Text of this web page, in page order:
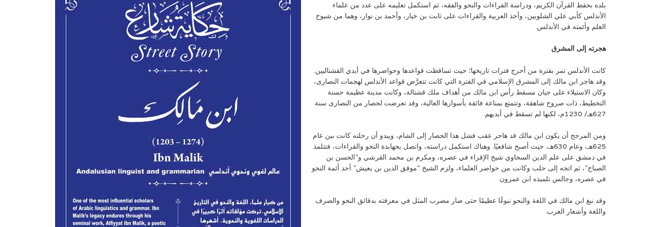
بلده بحفظ القرآن الكريم، ودراسة القراءات والنحو والفقه، ثم استكمل تعليمه على عدد من علماء
الأندلس كأبي علي الشلوبين، وأخذ العربية والقراءات على ثابت بن خيار، وأحمد بن نوار، وهما من شيوخ
العلم وأئمته في الأندلس.
هجرته إلى المشرق
كانت الأندلس تمر بفترة من أحرج فترات تاريخها؛ حيث تساقطت قواعدها وحواضرها في أيدي القشتاليين.
وقد هاجر ابن مالك إلى المشرق الإسلامي في الفترة التي كانت تتعرَّض قواعد الأندلس لهجمات النصارى،
وكان الاستيلاء على جيان مسقط رأس ابن مالك من أهداف ملك قشتالة، وكانت مدينة عظيمة حسنة
التخطيط، ذات صروح شاهقة، وتتمتع بمناعة فائقة بأسوارها العالية، وقد تعرضت لحصار من النصارى سنة
627هـ/ 1230م، لكنها لم تسقط في أيديهم.
ومن المرجح أن يكون ابن مالك قد هاجر عقب فشل هذا الحصار إلى الشام، ويبدو أن رحلته كانت بين عام
625هـ، وعام 630هـ، حيث أصبح شافعيًا. وهناك استكمل دراسته، واتصل بجهابذة النحو والقراءات، فتتلمذ
في دمشق على علم الدين السخاوي شيخ الإقراء في عصره، ومكرم بن محمد القرشي و”الحسن بن
الصباح”، ثم اتجه إلى حلب وكانت من حواضر العلماء، ولزم الشيخ “موفق الدين بن يعيش” أحد أئمة النحو
في عصره، وجالس تلميذه ابن عمرون.
وقد نبغ ابن مالك في اللغة والنحو نبوغًا عظيمًا حتى صار مضرب المثل في معرفته بدقائق النحو والصرف
واللغة وأشعار العرب.